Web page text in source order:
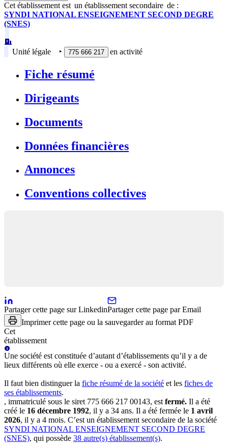
Cet établissement est un établissement secondaire de :
SYNDI NATIONAL ENSEIGNEMENT SECOND DEGRE
(SNES)
Unité légale ‣ 775 666 217 en activité
Fiche résumé
Dirigeants
Documents
Données financières
Annonces
Conventions collectives
Partager cette page sur LinkedinPartager cette page par Email
Imprimer cette page ou la sauvegarder au format PDF
Cet
établissement
Une société est constituée d’autant d’établissements qu’il y a de
lieux différents où elle exerce - ou a exercé - son activité.
Il faut bien distinguer la fiche résumé de la société et les fiches de
ses établissements.
, immatriculé sous le siret 775 666 217 00143, est fermé. Il a été
créé le 16 décembre 1992, il y a 34 ans. Il a été fermée le 1 avril
2026, il y a 4 mois. C’est un établissement secondaire de la société
SYNDI NATIONAL ENSEIGNEMENT SECOND DEGRE
(SNES), qui possède 38 autre(s) établissement(s).